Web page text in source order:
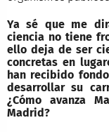
Ya sé que me
ciencia no tiene
ello deja de ser
concretas en
han recibido
desarrollar su
¿Cómo avanza
Madrid?